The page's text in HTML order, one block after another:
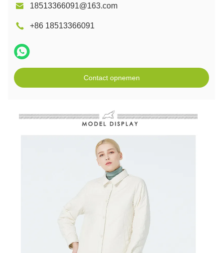
18513366091@163.com
+86 18513366091
Contact opnemen